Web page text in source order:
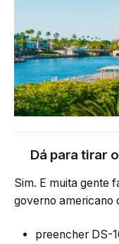
Dá para tirar
Sim. E muita gente
governo americano
preencher DS-